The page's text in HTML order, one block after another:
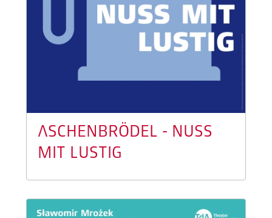
ASCHENBRÖDEL - NUSS
MIT LUSTIG